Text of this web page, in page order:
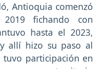
Antioquia comenzó
fichando con
hasta el 2023,
allí hizo su paso al
participación en